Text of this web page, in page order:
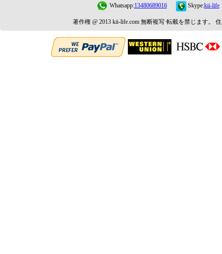
Whatsapp:13480689016 Skype:kii-life
著作権 @ 2013 kii-life.com 無断複写·転載を禁じます。